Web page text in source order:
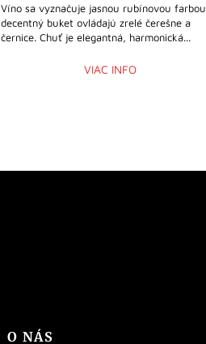
Víno sa vyznačuje jasnou rubínovou farbou,
decentný buket ovládajú zrelé čerešne a
černice. Chuť je elegantná, harmonická...
VIAC INFO
O NÁS